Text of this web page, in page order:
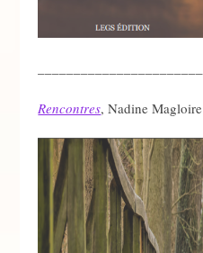
Rencontres, Nadine Magloire